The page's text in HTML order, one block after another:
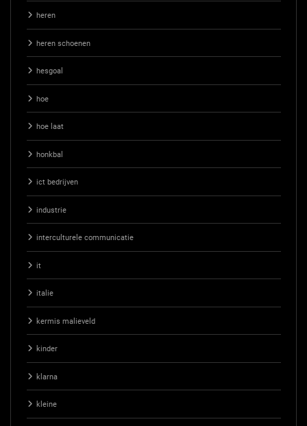
heren
heren schoenen
hesgoal
hoe
hoe laat
honkbal
ict bedrijven
industrie
interculturele communicatie
it
italie
kermis malieveld
kinder
klarna
kleine